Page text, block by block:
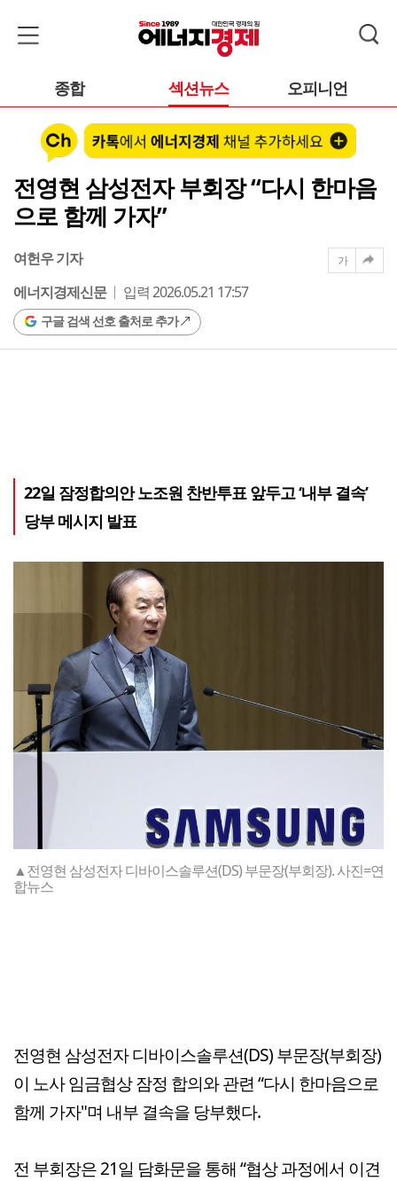
종합 섹션뉴스 오피니언
전영현 삼성전자 부회장 “다시 한마음
으로 함께 가자”
여헌우 기자
에너지경제신문
입력 2026.05.21 17:57
구글 검색 선호 출처로 추가
가
22일 잠정합의안 노조원 찬반투표 앞두고 ‘내부 결속’
당부 메시지 발표
▲전영현 삼성전자 디바이스솔루션(DS) 부문장(부회장). 사진=연
합뉴스
전영현 삼성전자 디바이스솔루션(DS) 부문장(부회장)
이 노사 임금협상 잠정 합의와 관련 “다시 한마음으로
함께 가자"며 내부 결속을 당부했다.
전 부회장은 21일 담화문을 통해 “협상 과정에서 이견